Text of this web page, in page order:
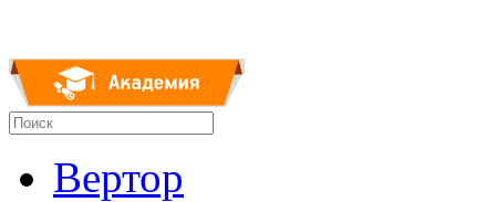
Вертор